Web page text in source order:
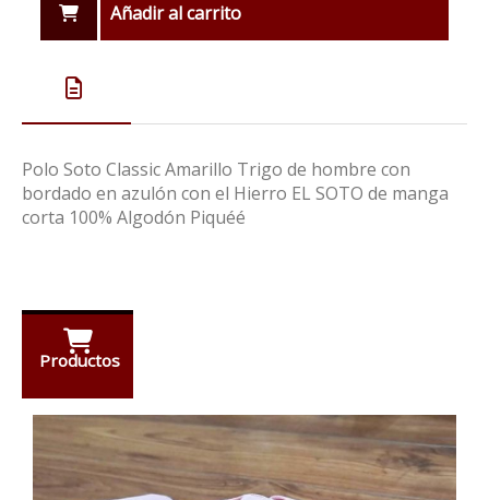
Añadir al carrito
Polo Soto Classic Amarillo Trigo de hombre con
bordado en azulón con el Hierro EL SOTO de manga
corta 100% Algodón Piquéé
Productos